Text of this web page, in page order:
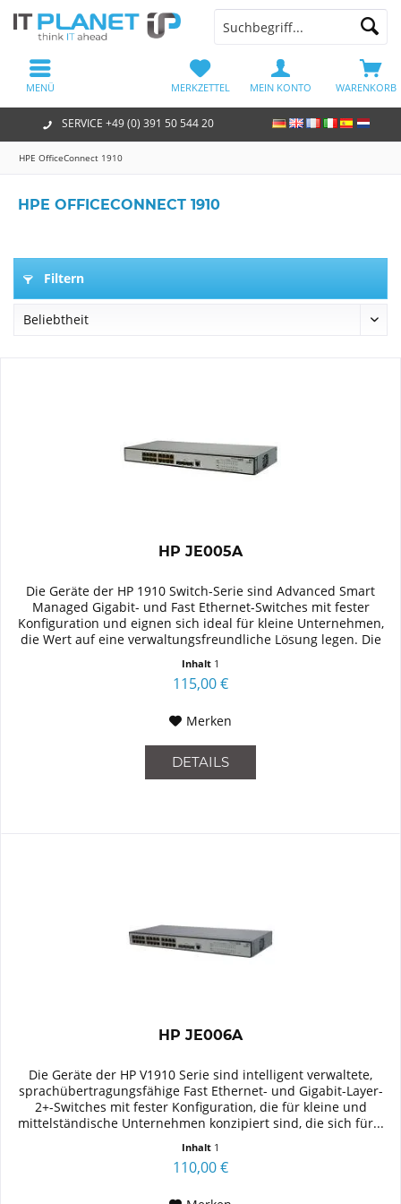
SERVICE +49 (0) 391 50 544 20
WARENKORB
MERKZETTEL MEIN KONTO
MENÜ
HPE OfficeConnect 1910
HPE OFFICECONNECT 1910
Filtern
HP JE005A
Die Geräte der HP 1910 Switch-Serie sind Advanced Smart
Managed Gigabit- und Fast Ethernet-Switches mit fester
Konfiguration und eignen sich ideal für kleine Unternehmen,
die Wert auf eine verwaltungsfreundliche Lösung legen. Die
Inhalt 1
115,00 €
Merken
DETAILS
HP JE006A
Die Geräte der HP V1910 Serie sind intelligent verwaltete,
sprachübertragungsfähige Fast Ethernet- und Gigabit-Layer-
2+-Switches mit fester Konfiguration, die für kleine und
mittelständische Unternehmen konzipiert sind, die sich für...
Inhalt 1
110,00 €